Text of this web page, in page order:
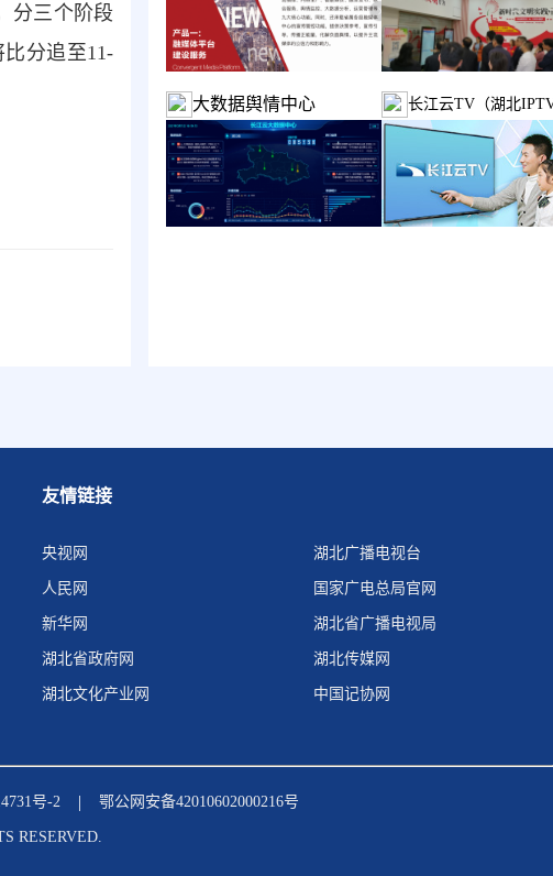
分三个阶段
分追至11-
大数据舆情中心 长江云TV（湖北
友情链接
央视网
人民网
新华网
湖北省政府网
湖北文化产业网
湖北广播电视台
国家广电总局官网
湖北省广播电视局
湖北传媒网
中国记协网
号-2 | 鄂公网安备42010602000216号
RESERVED.